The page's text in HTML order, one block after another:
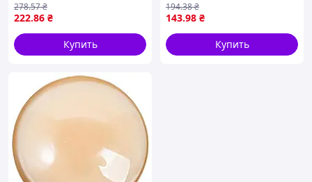
222.86 ₴
278.57₴
Купить
143.98 ₴
194.38₴
Купить